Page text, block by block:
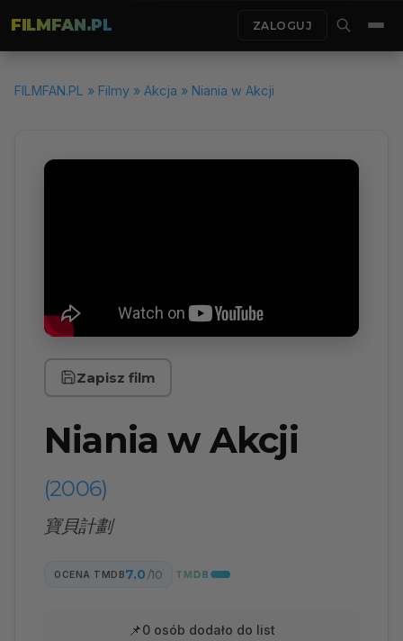
FILMFAN.PL ZALOGUJ
FILMFAN.PL » Filmy » Akcja » Niania w Akcji
Zapisz film
Niania w Akcji
(2006)
寶貝計劃
OCENA TMDB7.0 /10
📌0 osób dodało do list